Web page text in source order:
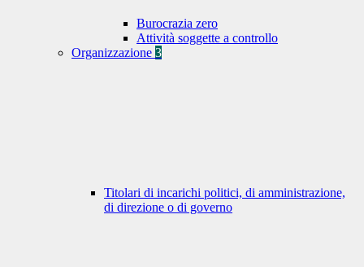
Burocrazia zero
Attività soggette a controllo
Organizzazione 3
Titolari di incarichi politici, di amministrazione,
di direzione o di governo